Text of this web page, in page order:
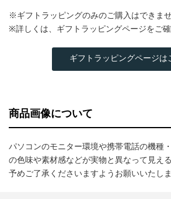
※ギフトラッピングのみのご購入はできませ
※詳しくは、ギフトラッピングページをご確
ギフトラッピングページは
商品画像について
パソコンのモニター環境や携帯電話の機種
の色味や素材感などが実物と異なって見え
予めご了承くださいますようお願いいたしま